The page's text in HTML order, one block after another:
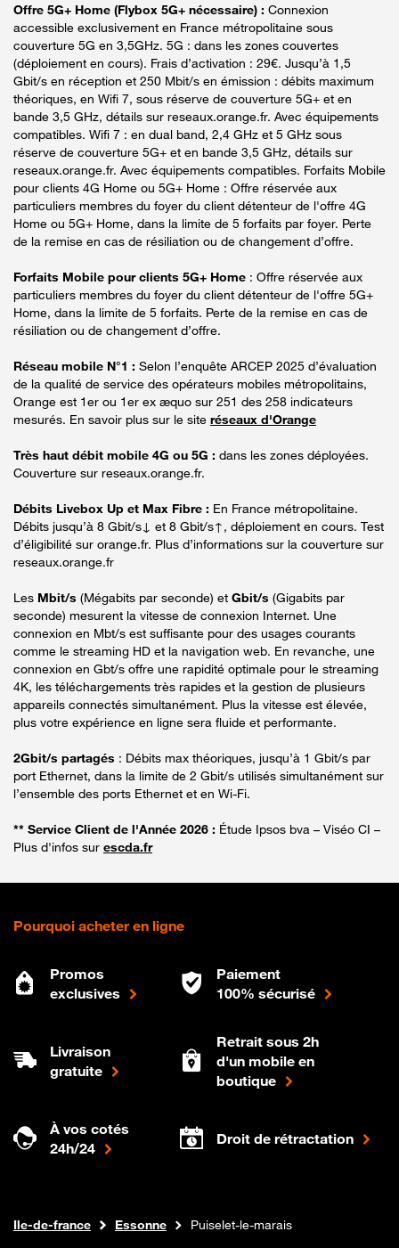
Offre 5G+ Home (Flybox 5G+ nécessaire) : Connexion
accessible exclusivement en France métropolitaine sous
couverture 5G en 3,5GHz. 5G : dans les zones couvertes
(déploiement en cours). Frais d’activation : 29€. Jusqu’à 1,5
Gbit/s en réception et 250 Mbit/s en émission : débits maximum
théoriques, en Wifi 7, sous réserve de couverture 5G+ et en
bande 3,5 GHz, détails sur reseaux.orange.fr. Avec équipements
compatibles. Wifi 7 : en dual band, 2,4 GHz et 5 GHz sous
réserve de couverture 5G+ et en bande 3,5 GHz, détails sur
reseaux.orange.fr. Avec équipements compatibles. Forfaits Mobile
pour clients 4G Home ou 5G+ Home : Offre réservée aux
particuliers membres du foyer du client détenteur de l'offre 4G
Home ou 5G+ Home, dans la limite de 5 forfaits par foyer. Perte
de la remise en cas de résiliation ou de changement d’offre.
Forfaits Mobile pour clients 5G+ Home : Offre réservée aux
particuliers membres du foyer du client détenteur de l'offre 5G+
Home, dans la limite de 5 forfaits. Perte de la remise en cas de
résiliation ou de changement d’offre.
Réseau mobile N°1 : Selon l’enquête ARCEP 2025 d’évaluation
de la qualité de service des opérateurs mobiles métropolitains,
Orange est 1er ou 1er ex æquo sur 251 des 258 indicateurs
mesurés. En savoir plus sur le site réseaux d'Orange
Très haut débit mobile 4G ou 5G : dans les zones déployées.
Couverture sur reseaux.orange.fr.
Débits Livebox Up et Max Fibre : En France métropolitaine.
Débits jusqu’à 8 Gbit/s↓ et 8 Gbit/s↑, déploiement en cours. Test
d’éligibilité sur orange.fr. Plus d’informations sur la couverture sur
reseaux.orange.fr
Les Mbit/s (Mégabits par seconde) et Gbit/s (Gigabits par
seconde) mesurent la vitesse de connexion Internet. Une
connexion en Mbt/s est suffisante pour des usages courants
comme le streaming HD et la navigation web. En revanche, une
connexion en Gbt/s offre une rapidité optimale pour le streaming
4K, les téléchargements très rapides et la gestion de plusieurs
appareils connectés simultanément. Plus la vitesse est élevée,
plus votre expérience en ligne sera fluide et performante.
2Gbit/s partagés : Débits max théoriques, jusqu’à 1 Gbit/s par
port Ethernet, dans la limite de 2 Gbit/s utilisés simultanément sur
l’ensemble des ports Ethernet et en Wi-Fi.
** Service Client de l'Année 2026 : Étude Ipsos bva – Viséo CI –
Plus d'infos sur escda.fr
Pourquoi acheter en ligne
Promos
exclusives
Paiement
100% sécurisé
Livraison
gratuite
Retrait sous 2h
d'un mobile en
boutique
À vos cotés
24h/24
Droit de rétractation
Boutique Orange
Internet fibre
Ile-de-france Essonne Puiselet-le-marais